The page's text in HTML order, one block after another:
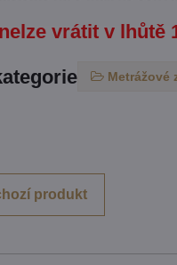
vrátit v lhůtě
Metrážové
produkt